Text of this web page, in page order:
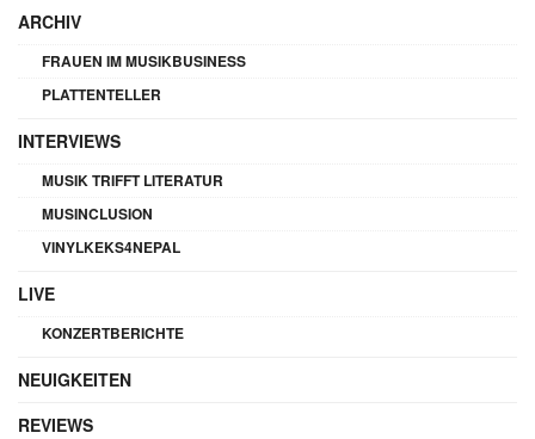
ARCHIV
FRAUEN IM MUSIKBUSINESS
PLATTENTELLER
INTERVIEWS
MUSIK TRIFFT LITERATUR
MUSINCLUSION
VINYLKEKS4NEPAL
LIVE
KONZERTBERICHTE
NEUIGKEITEN
REVIEWS